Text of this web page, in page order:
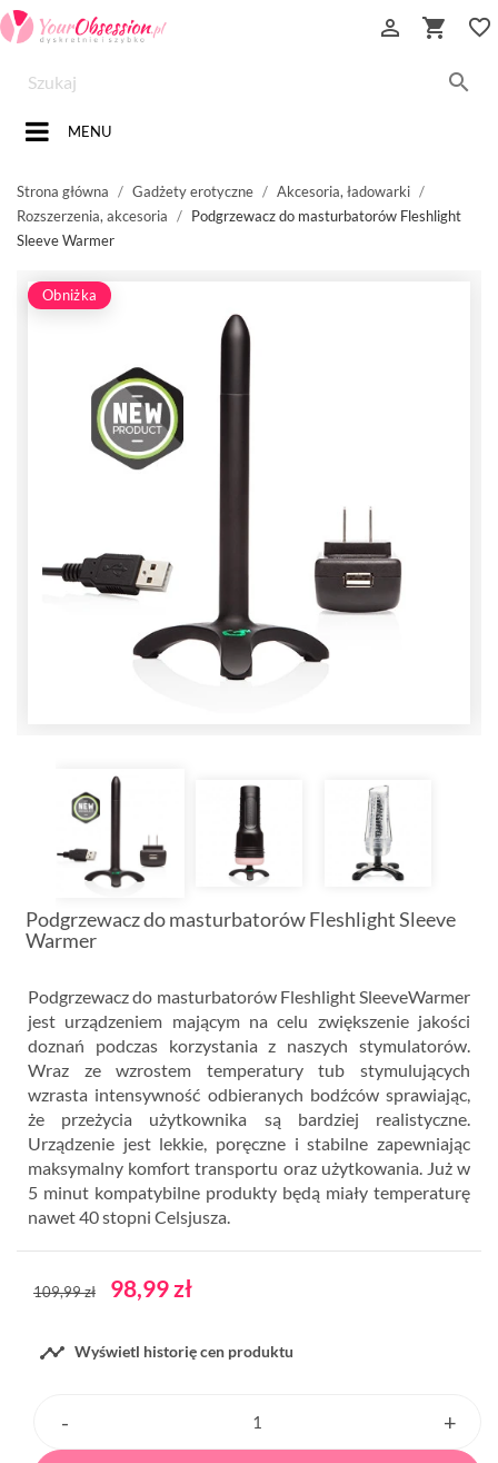
favorite_border



MENU
Strona główna Gadżety erotyczne
Akcesoria, ładowarki
Rozszerzenia, akcesoria
Podgrzewacz do masturbatorów Fleshlight
Sleeve Warmer
Obniżka
Podgrzewacz do masturbatorów Fleshlight Sleeve
Warmer
Podgrzewacz do masturbatorów Fleshlight SleeveWarmer
jest urządzeniem mającym na celu zwiększenie jakości
doznań podczas korzystania z naszych stymulatorów.
Wraz ze wzrostem temperatury tub stymulujących
wzrasta intensywność odbieranych bodźców sprawiając,
że przeżycia użytkownika są bardziej realistyczne.
Urządzenie jest lekkie, poręczne i stabilne zapewniając
maksymalny komfort transportu oraz użytkowania. Już w
5 minut kompatybilne produkty będą miały temperaturę
nawet 40 stopni Celsjusza.
109,99 zł 98,99 zł
 Wyświetl historię cen produktu